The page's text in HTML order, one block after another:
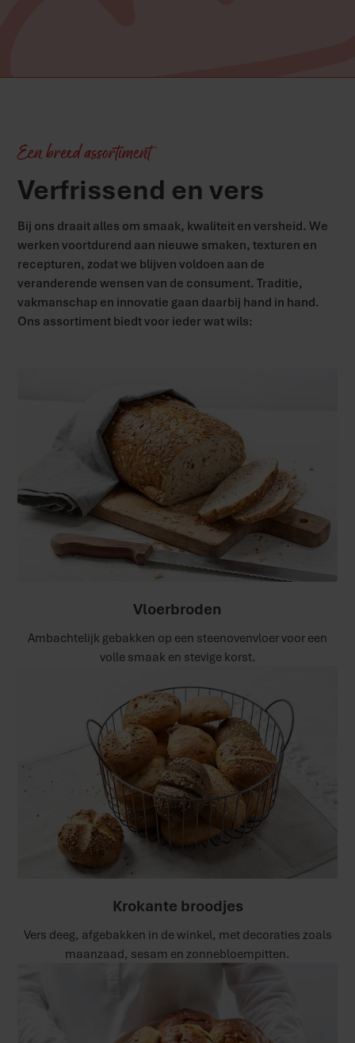
Een breed assortiment
Verfrissend en vers
Bij ons draait alles om smaak, kwaliteit en versheid. We
werken voortdurend aan nieuwe smaken, texturen en
recepturen, zodat we blijven voldoen aan de
veranderende wensen van de consument. Traditie,
vakmanschap en innovatie gaan daarbij hand in hand.
Ons assortiment biedt voor ieder wat wils:
Vloerbroden
Ambachtelijk gebakken op een steenovenvloer voor een
volle smaak en stevige korst.
Krokante broodjes
Vers deeg, afgebakken in de winkel, met decoraties zoals
maanzaad, sesam en zonnebloempitten.